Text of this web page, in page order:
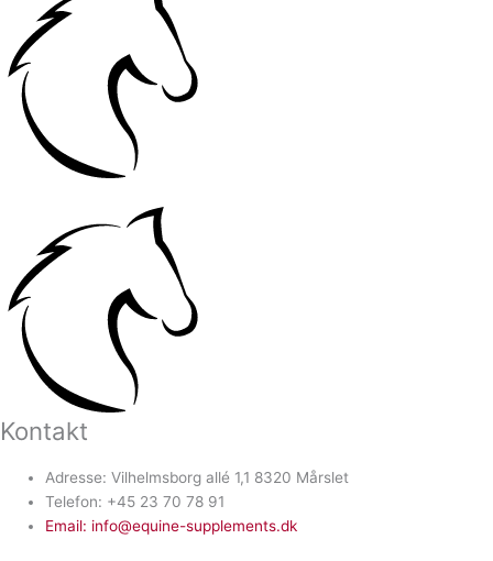
Kontakt
Adresse: Vilhelmsborg allé 1,1 8320 Mårslet
Telefon: +45 23 70 78 91
Email: info@equine-supplements.dk